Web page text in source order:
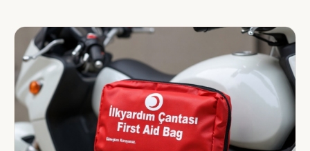
İlk Yardım Çantası
Okul Deprem Çantası
Toptan Deprem Çantası